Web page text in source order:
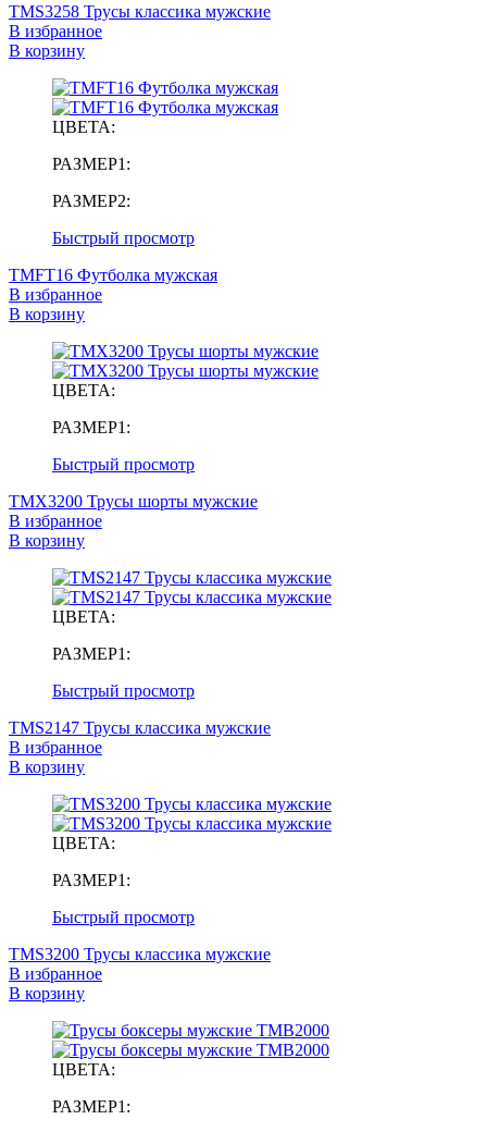
TMS3258 Трусы классика мужские
В избранное
В корзину
ЦВЕТА:
РАЗМЕР1:
РАЗМЕР2:
Быстрый просмотр
TMFT16 Футболка мужская
В избранное
В корзину
ЦВЕТА:
РАЗМЕР1:
Быстрый просмотр
TMX3200 Трусы шорты мужские
В избранное
В корзину
ЦВЕТА:
РАЗМЕР1:
Быстрый просмотр
TMS2147 Трусы классика мужские
В избранное
В корзину
ЦВЕТА:
РАЗМЕР1:
Быстрый просмотр
TMS3200 Трусы классика мужские
В избранное
В корзину
ЦВЕТА:
РАЗМЕР1: